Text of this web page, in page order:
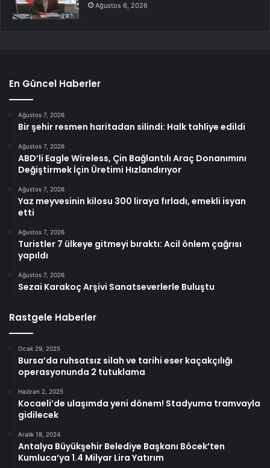
Ağustos 6, 2026
En Güncel Haberler
Ağustos 7, 2026
Bir şehir resmen haritadan silindi: Halk tahliye edildi
Ağustos 7, 2026
ABD’li Eagle Wireless, Çin Bağlantılı Araç Donanımını
Değiştirmek İçin Üretimi Hızlandırıyor
Ağustos 7, 2026
Yaz meyvesinin kilosu 300 liraya fırladı, emekli isyan
etti
Ağustos 7, 2026
Turistler 7 ülkeye gitmeyi bıraktı: Acil önlem çağrısı
yapıldı
Ağustos 7, 2026
Sezai Karakoç Arşivi Sanatseverlerle Buluştu
Rastgele Haberler
Ocak 29, 2025
Bursa’da ruhsatsız silah ve tarihi eser kaçakçılığı
operasyonunda 2 tutuklama
Haziran 2, 2025
Kocaeli’de ulaşımda yeni dönem! Stadyuma tramvayla
gidilecek
Aralık 18, 2024
Antalya Büyükşehir Belediye Başkanı Böcek’ten
Kumluca’ya 1.4 Milyar Lira Yatırım